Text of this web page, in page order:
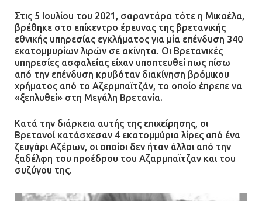
Στις 5 Ιουλίου του 2021, σαραντάρα τότε η Μικαέλα,
βρέθηκε στο επίκεντρο έρευνας της βρετανικής
εθνικής υπηρεσίας εγκλήματος για μία επένδυση 340
εκατομμυρίων λιρών σε ακίνητα. Οι Βρετανικές
υπηρεσίες ασφαλείας είχαν υποπτευθεί πως πίσω
από την επένδυση κρυβόταν διακίνηση βρόμικου
χρήματος από το Αζερμπαϊτζάν, το οποίο έπρεπε να
«ξεπλυθεί» στη Μεγάλη Βρετανία.
Κατά την διάρκεια αυτής της επιχείρησης, οι
Βρετανοί κατάσχεσαν 4 εκατομμύρια λίρες από ένα
ζευγάρι Αζέρων, οι οποίοι δεν ήταν άλλοι από την
ξαδέλφη του προέδρου του Αζαρμπαϊτζαν και του
συζύγου της.